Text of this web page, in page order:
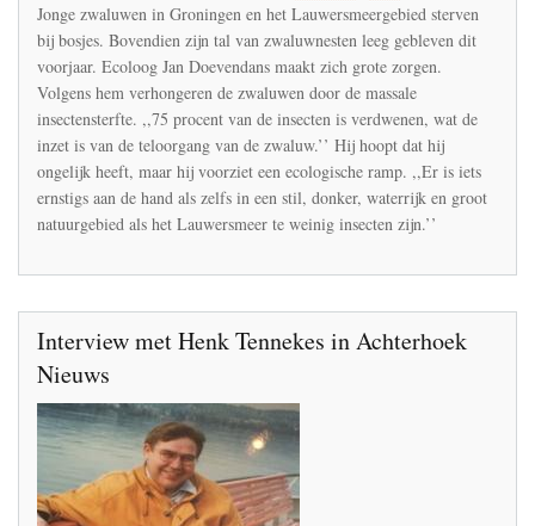
zwaluwen
zijn
ten
dode
in
Groningen
en
Lauwersmeergebied
Jonge zwaluwen in Groningen en het Lauwersmeergebied sterven
bij bosjes. Bovendien zijn tal van zwaluwnesten leeg gebleven dit
voorjaar. Ecoloog Jan Doevendans maakt zich grote zorgen.
Volgens hem verhongeren de zwaluwen door de massale
insectensterfte. ,,75 procent van de insecten is verdwenen, wat de
inzet is van de teloorgang van de zwaluw.’’ Hij hoopt dat hij
ongelijk heeft, maar hij voorziet een ecologische ramp. ,,Er is iets
ernstigs aan de hand als zelfs in een stil, donker, waterrijk en groot
natuurgebied als het Lauwersmeer te weinig insecten zijn.’’
Interview met Henk Tennekes in Achterhoek
Nieuws